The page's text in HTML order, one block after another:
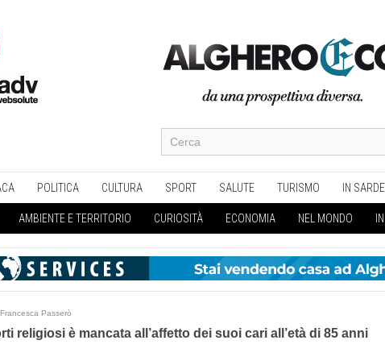
POLITICA CULTURA SPORT SALUTE TURISMO IN
AMBIENTE E TERRITORIO CURIOSITÀ ECONOMIA NEL MONDO
Francesca Passerò
religiosi è mancata all’affetto dei suoi cari all’età di 85 anni